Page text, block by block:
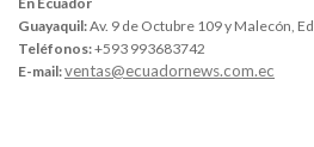
Guayaquil:Av. 9 de Octubre 109 y Malecón,
Teléfonos:+593 993683742
E-mail:ventas@ecuadornews.com.ec